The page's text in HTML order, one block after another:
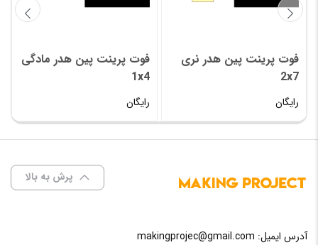
فوت پرینت پین هدر نری
2x7
رایگان
فوت پرینت پین هدر مادگی
1x4
رایگان
پرش به بالا
آدرس ایمیل: makingprojec@gmail.com